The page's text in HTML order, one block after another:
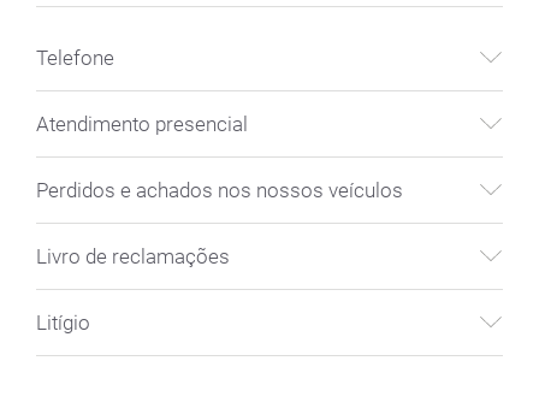
Telefone
Atendimento presencial
Perdidos e achados nos nossos veículos
Livro de reclamações
Litígio